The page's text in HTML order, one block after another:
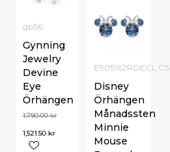
gp56
Gynning
Jewelry
Devine
Eye
Örhängen
1,790.00kr
1,521.50 kr
E905162RDECL.CS
Disney
Örhängen
Månadssten
Minnie
Mouse